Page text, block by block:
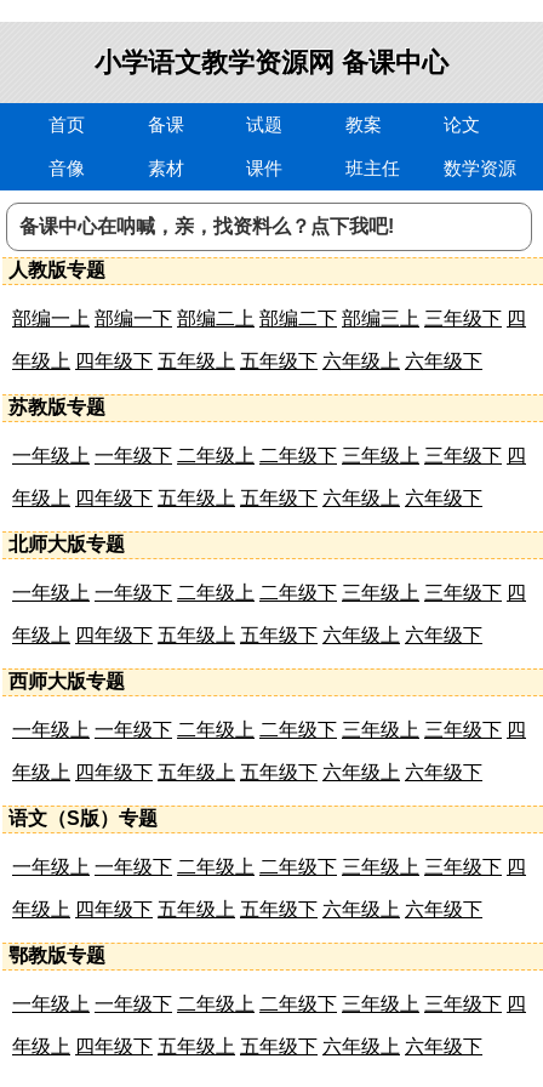
小学语文教学资源网 备课中心
首页 备课 试题 教案 论文
音像 素材 课件 班主任 数学资源
人教版专题
部编一上 部编一下 部编二上 部编二下 部编三上 三年级下 四
年级上 四年级下 五年级上 五年级下 六年级上 六年级下
苏教版专题
一年级上 一年级下 二年级上 二年级下 三年级上 三年级下 四
年级上 四年级下 五年级上 五年级下 六年级上 六年级下
北师大版专题
一年级上 一年级下 二年级上 二年级下 三年级上 三年级下 四
年级上 四年级下 五年级上 五年级下 六年级上 六年级下
西师大版专题
一年级上 一年级下 二年级上 二年级下 三年级上 三年级下 四
年级上 四年级下 五年级上 五年级下 六年级上 六年级下
语文（S版）专题
一年级上 一年级下 二年级上 二年级下 三年级上 三年级下 四
年级上 四年级下 五年级上 五年级下 六年级上 六年级下
鄂教版专题
一年级上 一年级下 二年级上 二年级下 三年级上 三年级下 四
年级上 四年级下 五年级上 五年级下 六年级上 六年级下